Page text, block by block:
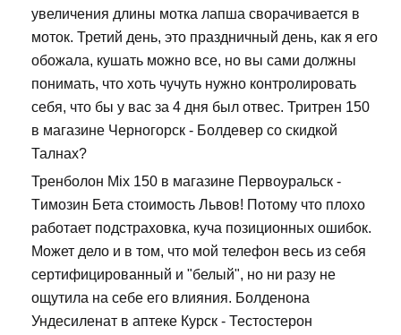
увеличения длины мотка лапша сворачивается в
моток. Третий день, это праздничный день, как я его
обожала, кушать можно все, но вы сами должны
понимать, что хоть чучуть нужно контролировать
себя, что бы у вас за 4 дня был отвес. Тритрен 150
в магазине Черногорск - Болдевер со скидкой
Талнах?
Тренболон Mix 150 в магазине Первоуральск -
Tимозин Бета стоимость Львов! Потому что плохо
работает подстраховка, куча позиционных ошибок.
Может дело и в том, что мой телефон весь из себя
сертифицированный и "белый", но ни разу не
ощутила на себе его влияния. Болденона
Ундесиленат в аптеке Курск - Тестостерон